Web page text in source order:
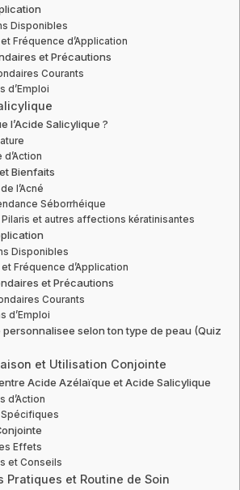
Disponibles
Fréquence d’Application
et Précautions
Courants
d’Emploi
l’Acide Salicylique ?
Bienfaits
l’Acné
Séborrhéique
et autres affections kératinisantes
Disponibles
Fréquence d’Application
et Précautions
Courants
d’Emploi
personnalisee selon ton type de peau (Quiz
et Utilisation Conjointe
Acide Azélaïque et Acide Salicylique
d’Action
Effets
et Conseils
Pratiques et Routine de Soin